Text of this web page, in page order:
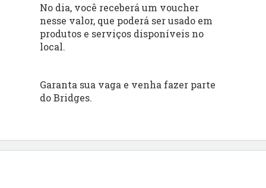
No dia, você receberá um voucher
nesse valor, que poderá ser usado em
produtos e serviços disponíveis no
local.
Garanta sua vaga e venha fazer parte
do Bridges.